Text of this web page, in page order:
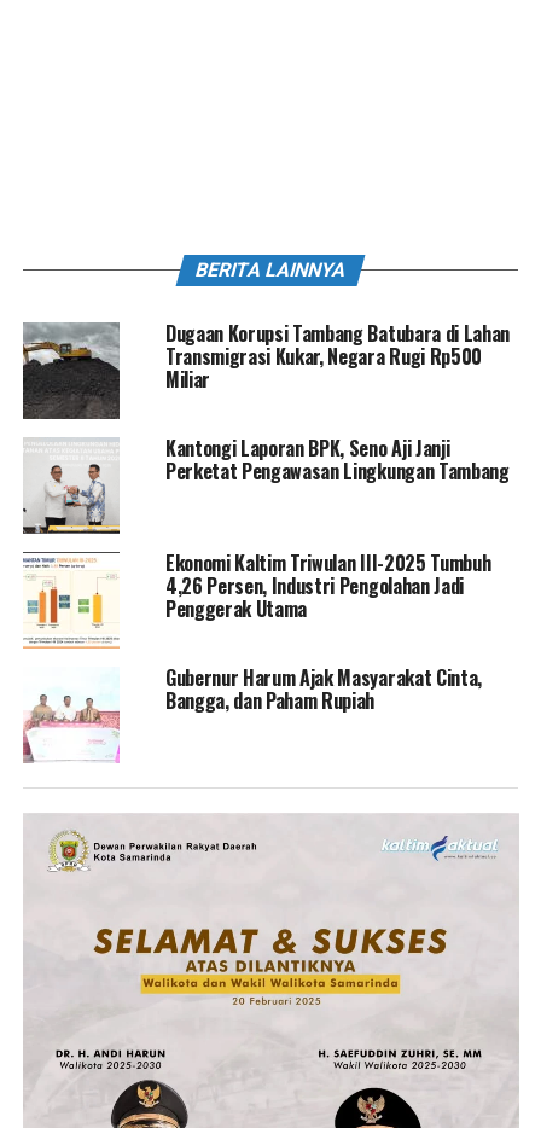
BERITA LAINNYA
Dugaan Korupsi Tambang Batubara di Lahan
Transmigrasi Kukar, Negara Rugi Rp500
Miliar
Kantongi Laporan BPK, Seno Aji Janji
Perketat Pengawasan Lingkungan Tambang
Ekonomi Kaltim Triwulan III-2025 Tumbuh
4,26 Persen, Industri Pengolahan Jadi
Penggerak Utama
Gubernur Harum Ajak Masyarakat Cinta,
Bangga, dan Paham Rupiah